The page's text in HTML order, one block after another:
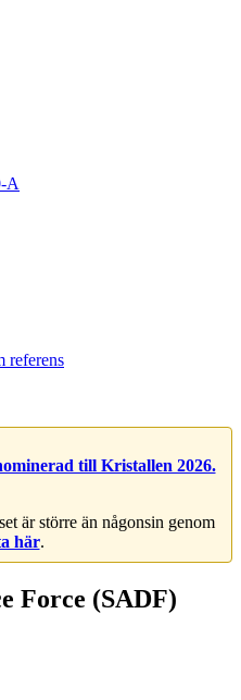
A
referens
till Kristallen 2026.
är större än någonsin genom
här.
Force (SADF)